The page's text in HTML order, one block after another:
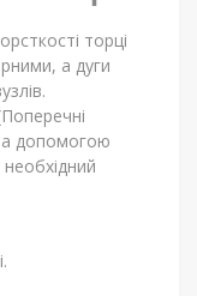
торці
а дуги
допомогою